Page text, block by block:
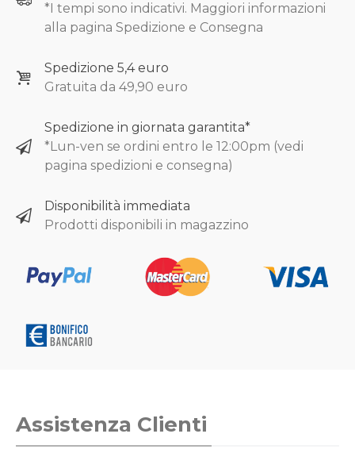
*I tempi sono indicativi. Maggiori informazioni
alla pagina Spedizione e Consegna
Spedizione 5,4 euro
Gratuita da 49,90 euro
Spedizione in giornata garantita*
*Lun-ven se ordini entro le 12:00pm (vedi
pagina spedizioni e consegna)
Disponibilità immediata
Prodotti disponibili in magazzino
Assistenza Clienti